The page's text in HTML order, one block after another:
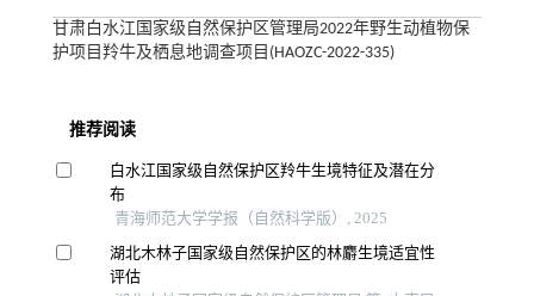
甘肃白水江国家级自然保护区管理局2022年野生动植物保
护项目羚牛及栖息地调查项目(HAOZC-2022-335)